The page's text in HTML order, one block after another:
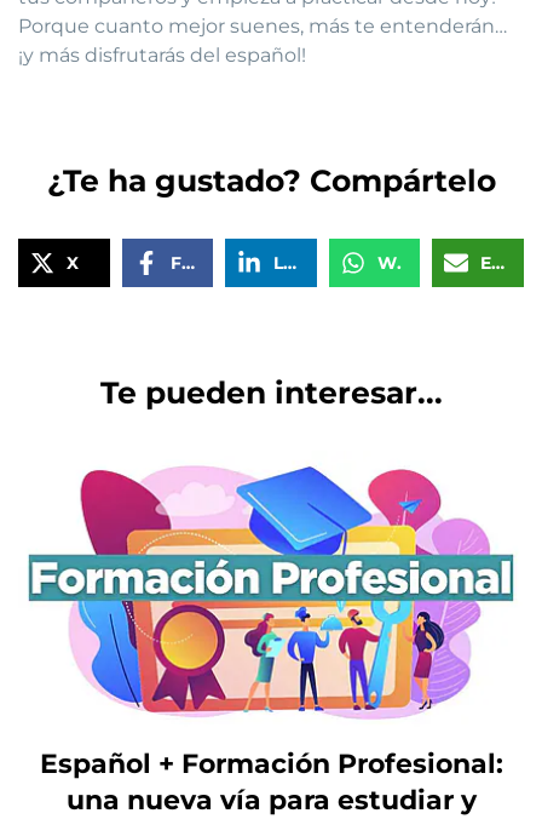
Porque cuanto mejor suenes, más te entenderán…
¡y más disfrutarás del español!
¿Te ha gustado? Compártelo
X Facebook LinkedIn WhatsApp Email
Te pueden interesar...
Español + Formación Profesional:
una nueva vía para estudiar y